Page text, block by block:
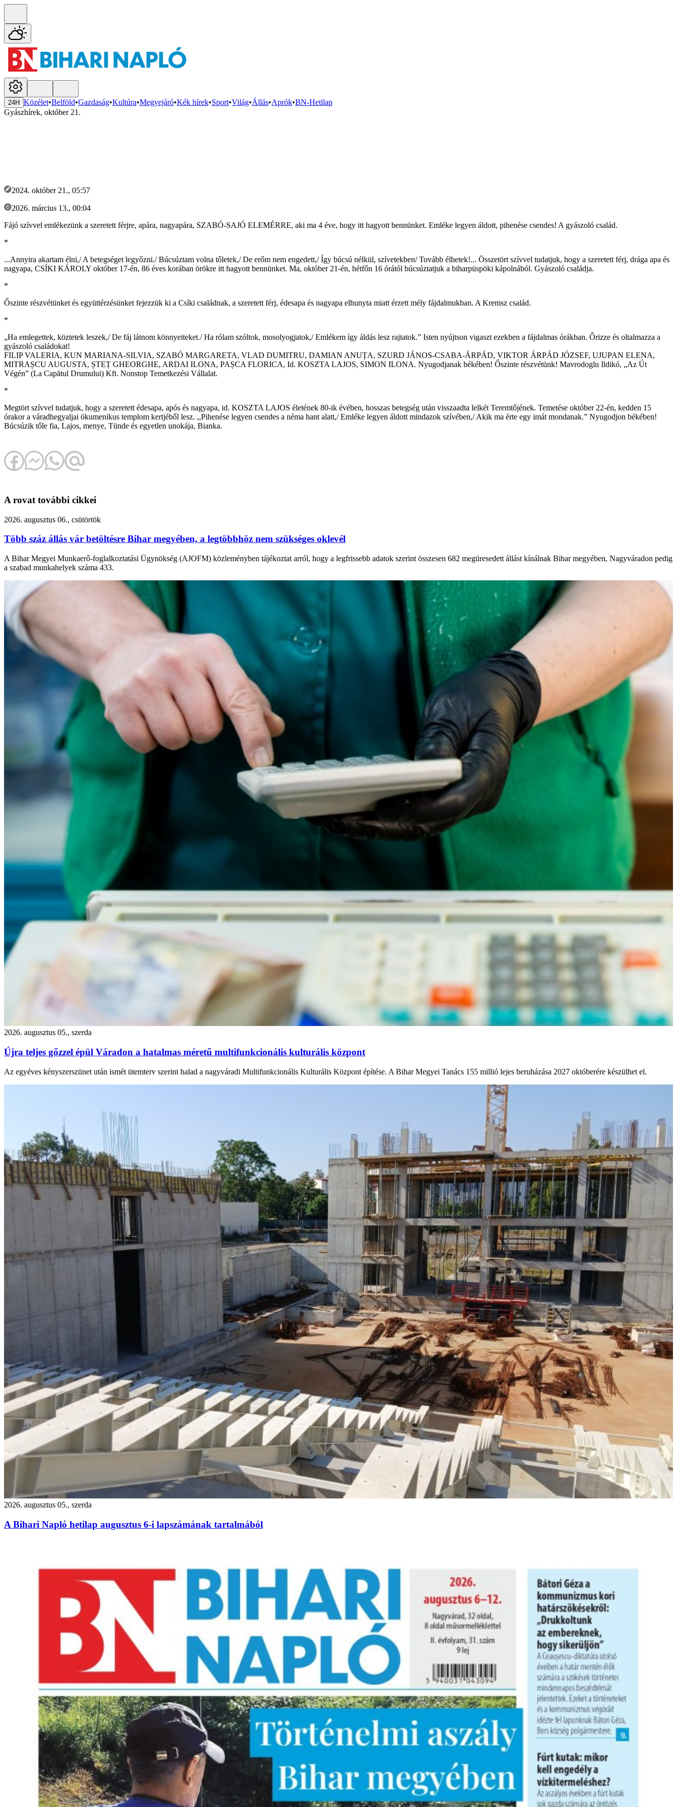
24H Közélet•Belföld•Gazdaság•Kultúra•Megyejáró•Kék hírek•Sport•Világ•Állás•Aprók•BN-Hetilap
Gyászhírek, október 21.
2024. október 21., 05:57
2026. március 13., 00:04
Fájó szívvel emlékezünk a szeretett férjre, apára, nagyapára, SZABÓ-SAJÓ ELEMÉRRE, aki ma 4 éve, hogy itt hagyott bennünket. Emléke legyen áldott, pihenése csendes! A gyászoló család.
*
...Annyira akartam élni,/ A betegséget legyőzni./ Búcsúztam volna tőletek,/ De erőm nem engedett,/ Így búcsú nélkül, szívetekben/ Tovább élhetek!... Összetört szívvel tudatjuk, hogy a szeretett férj, drága apa és
nagyapa, CSÍKI KÁROLY október 17-én, 86 éves korában örökre itt hagyott bennünket. Ma, október 21-én, hétfőn 16 órától búcsúztatjuk a biharpüspöki kápolnából. Gyászoló családja.
*
Őszinte részvétünket és együttérzésünket fejezzük ki a Csíki családnak, a szeretett férj, édesapa és nagyapa elhunyta miatt érzett mély fájdalmukban. A Kremsz család.
*
„Ha emlegettek, köztetek leszek,/ De fáj látnom könnyeiteket./ Ha rólam szóltok, mosolyogjatok,/ Emlékem így áldás lesz rajtatok.” Isten nyújtson vigaszt ezekben a fájdalmas órákban. Őrizze és oltalmazza a
gyászoló családokat!
FILIP VALERIA, KUN MARIANA-SILVIA, SZABÓ MARGARETA, VLAD DUMITRU, DAMIAN ANUȚA, SZURD JÁNOS-CSABA-ÁRPÁD, VIKTOR ÁRPÁD JÓZSEF, UJUPAN ELENA,
MITRAȘCU AUGUSTA, ȘTEȚ GHEORGHE, ARDAI ILONA, PAȘCA FLORICA, Id. KOSZTA LAJOS, SIMON ILONA. Nyugodjanak békében! Őszinte részvétünk! Mavrodoglu Ildikó, „Az Út
Végén” (La Capătul Drumului) Kft. Nonstop Temetkezési Vállalat.
*
Megtört szívvel tudatjuk, hogy a szeretett édesapa, após és nagyapa, id. KOSZTA LAJOS életének 80-ik évében, hosszas betegség után visszaadta lelkét Teremtőjének. Temetése október 22-én, kedden 15
órakor a váradhegyaljai ökumenikus templom kertjéből lesz. ,,Pihenése legyen csendes a néma hant alatt,/ Emléke legyen áldott mindazok szívében,/ Akik ma érte egy imát mondanak.” Nyugodjon békében!
Búcsúzik tőle fia, Lajos, menye, Tünde és egyetlen unokája, Bianka.
A rovat további cikkei
2026. augusztus 06., csütörtök
Több száz állás vár betöltésre Bihar megyében, a legtöbbhöz nem szükséges oklevél
A Bihar Megyei Munkaerő-foglalkoztatási Ügynökség (AJOFM) közleményben tájékoztat arról, hogy a legfrissebb adatok szerint összesen 682 megüresedett állást kínálnak Bihar megyében, Nagyváradon pedig
a szabad munkahelyek száma 433.
2026. augusztus 05., szerda
Újra teljes gőzzel épül Váradon a hatalmas méretű multifunkcionális kulturális központ
Az egyéves kényszerszünet után ismét ütemterv szerint halad a nagyváradi Multifunkcionális Kulturális Központ építése. A Bihar Megyei Tanács 155 millió lejes beruházása 2027 októberére készülhet el.
2026. augusztus 05., szerda
A Bihari Napló hetilap augusztus 6-i lapszámának tartalmából